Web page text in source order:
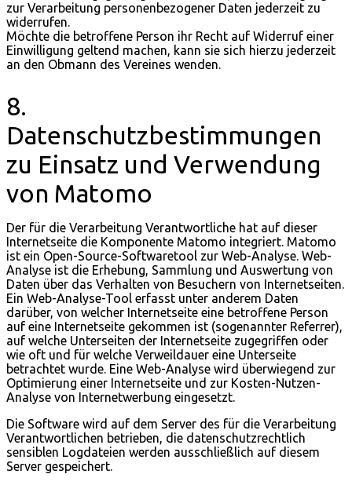
zur Verarbeitung personenbezogener Daten jederzeit zu
widerrufen.
Möchte die betroffene Person ihr Recht auf Widerruf einer
Einwilligung geltend machen, kann sie sich hierzu jederzeit
an den Obmann des Vereines wenden.
8.
Datenschutzbestimmungen
zu Einsatz und Verwendung
von Matomo
Der für die Verarbeitung Verantwortliche hat auf dieser
Internetseite die Komponente Matomo integriert. Matomo
ist ein Open-Source-Softwaretool zur Web-Analyse. Web-
Analyse ist die Erhebung, Sammlung und Auswertung von
Daten über das Verhalten von Besuchern von Internetseiten.
Ein Web-Analyse-Tool erfasst unter anderem Daten
darüber, von welcher Internetseite eine betroffene Person
auf eine Internetseite gekommen ist (sogenannter Referrer),
auf welche Unterseiten der Internetseite zugegriffen oder
wie oft und für welche Verweildauer eine Unterseite
betrachtet wurde. Eine Web-Analyse wird überwiegend zur
Optimierung einer Internetseite und zur Kosten-Nutzen-
Analyse von Internetwerbung eingesetzt.
Die Software wird auf dem Server des für die Verarbeitung
Verantwortlichen betrieben, die datenschutzrechtlich
sensiblen Logdateien werden ausschließlich auf diesem
Server gespeichert.